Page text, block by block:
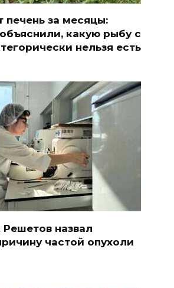
печень за месяцы:
какую рыбу с
нельзя есть
назвал
частой опухоли